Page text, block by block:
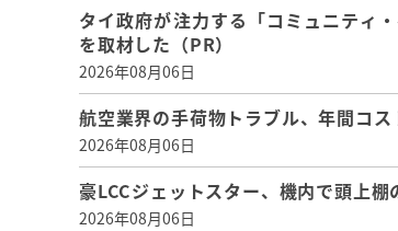
タイ政府が注力する「コミュニティ
を取材した（PR）
2026年08月06日
航空業界の手荷物トラブル、年間コ
2026年08月06日
豪LCCジェットスター、機内で頭上
2026年08月06日